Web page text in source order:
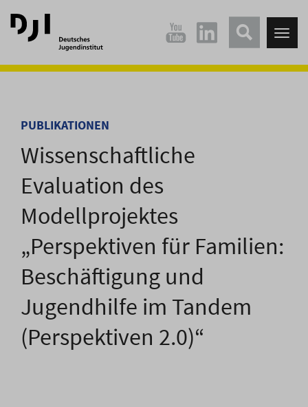
Direkt
zum
Hauptinhalt
Direkt
zum
Hauptmenü
PUBLIKATIONEN
Wissenschaftliche
Evaluation des
Modellprojektes
„Perspektiven für Familien:
Beschäftigung und
Jugendhilfe im Tandem
(Perspektiven 2.0)“